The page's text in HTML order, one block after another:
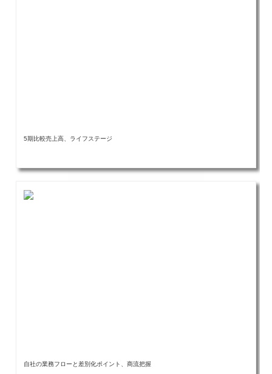
5期比較売上高、ライフステージ
自社の業務フローと差別化ポイント、商流把握